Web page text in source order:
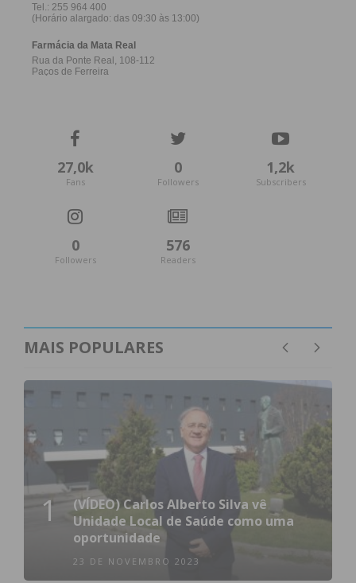
27,0k
Fans
0
Followers
1,2k
Subscribers
0
Followers
576
Readers
MAIS POPULARES
1
(VÍDEO) Carlos Alberto Silva vê
Unidade Local de Saúde como uma
oportunidade
23 DE NOVEMBRO 2023